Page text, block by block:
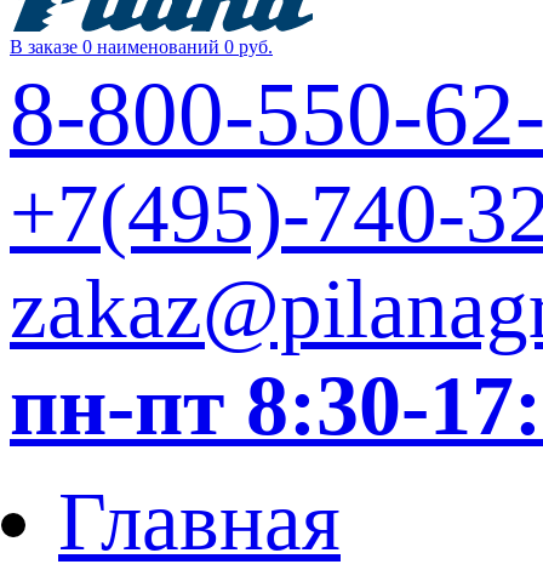
В заказе 0 наименований 0 руб.
8-800-550-
+7(495)-740-
пн-пт 8:30-
Главная